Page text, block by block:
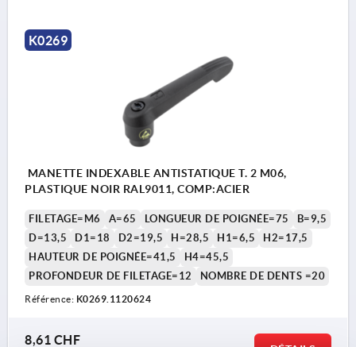
K0269
MANETTE INDEXABLE ANTISTATIQUE T. 2 M06,
PLASTIQUE NOIR RAL9011, COMP:ACIER
FILETAGE=M6 A=65 LONGUEUR DE POIGNÉE=75
B=9,5
D=13,5
D1=18 D2=19,5 H=28,5 H1=6,5
H2=17,5
HAUTEUR DE POIGNÉE=41,5
H4=45,5
PROFONDEUR DE FILETAGE=12
NOMBRE DE DENTS =20
Référence: K0269.1120624
8,61 CHF